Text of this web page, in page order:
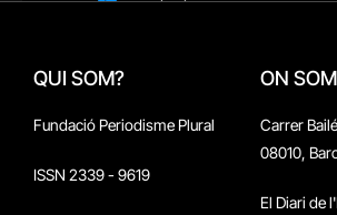
QUI SOM?
Fundació Periodisme Plural
ISSN 2339 - 9619
ON
Carrer
08010,
El Diari de